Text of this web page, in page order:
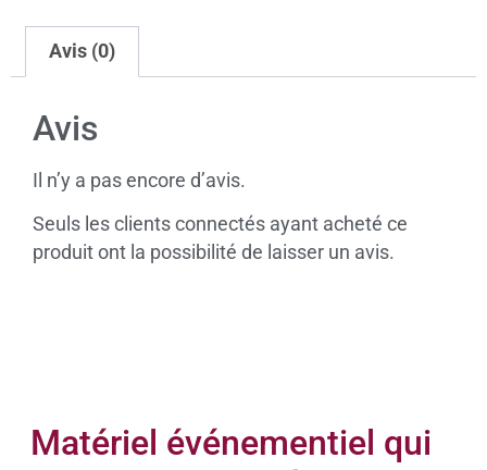
Avis (0)
Avis
Il n’y a pas encore d’avis.
Seuls les clients connectés ayant acheté ce
produit ont la possibilité de laisser un avis.
Matériel événementiel qui